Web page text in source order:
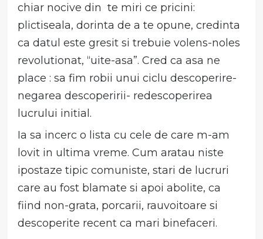
chiar nocive din te miri ce pricini:
plictiseala, dorinta de a te opune, credinta
ca datul este gresit si trebuie volens-noles
revolutionat, “uite-asa”. Cred ca asa ne
place : sa fim robii unui ciclu descoperire-
negarea descoperirii- redescoperirea
lucrului initial.
Ia sa incerc o lista cu cele de care m-am
lovit in ultima vreme. Cum aratau niste
ipostaze tipic comuniste, stari de lucruri
care au fost blamate si apoi abolite, ca
fiind non-grata, porcarii, rauvoitoare si
descoperite recent ca mari binefaceri.